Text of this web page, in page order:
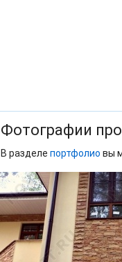
Фотографии
В разделе портфолио вы